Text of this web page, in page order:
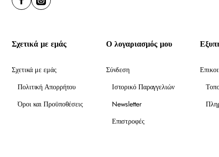
Σχετικά με εμάς
Σχετικά με εμάς
Πολιτική Απορρήτου
Όροι και Προϋποθέσεις
Ο λογαριασμός μου
Σύνδεση
Ιστορικό Παραγγελιών
Newsletter
Επιστροφές